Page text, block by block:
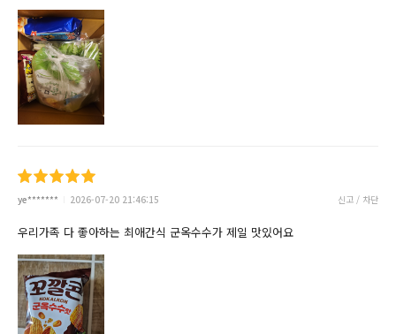
ye******* 2026-07-20 21:46:15 신고 / 차단
우리가족 다 좋아하는 최애간식 군옥수수가 제일 맛있어요